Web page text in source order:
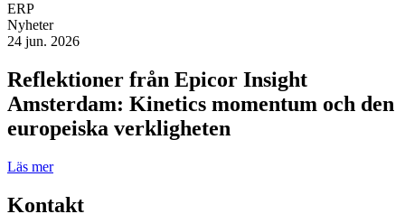
ERP
Nyheter
24 jun. 2026
Reflektioner från Epicor Insight
Amsterdam: Kinetics momentum och den
europeiska verkligheten
Läs mer
Kontakt